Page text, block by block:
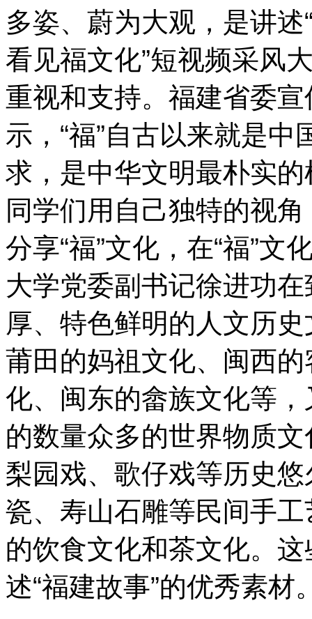
多姿、蔚为大观，是讲述
看见福文化”短视频采风
重视和支持。福建省委
示，“福”自古以来就是
求，是中华文明最朴实
同学们用自己独特的视
分享“福”文化，在“福”
大学党委副书记徐进功
厚、特色鲜明的人文历
莆田的妈祖文化、闽西
化、闽东的畲族文化等
的数量众多的世界物质
梨园戏、歌仔戏等历史
瓷、寿山石雕等民间手
的饮食文化和茶文化。
述“福建故事”的优秀素材